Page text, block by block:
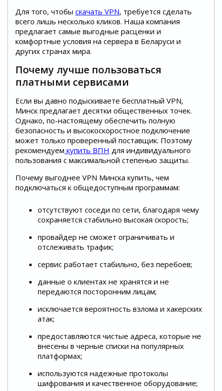
Для того, чтобы скачать VPN, требуется сделать
всего лишь несколько кликов. Наша компания
предлагает самые выгодные расценки и
комфортные условия на сервера в Беларуси и
других странах мира.
Почему лучше пользоваться
платными сервисами
Если вы давно подыскиваете бесплатный VPN,
Минск предлагает десятки общественных точек.
Однако, по-настоящему обеспечить полную
безопасность и высокоскоростное подключение
может только проверенный поставщик. Поэтому
рекомендуем купить ВПН для индивидуального
пользования с максимальной степенью защиты.
Почему выгоднее VPN Минска купить, чем
подключаться к общедоступным программам:
отсутствуют соседи по сети, благодаря чему
сохраняется стабильно высокая скорость;
провайдер не сможет ограничивать и
отслеживать трафик;
сервис работает стабильно, без перебоев;
данные о клиентах не хранятся и не
передаются посторонним лицам;
исключается вероятность взлома и хакерских
атак;
предоставляются чистые адреса, которые не
внесены в черные списки на популярных
платформах;
используются надежные протоколы
шифрования и качественное оборудование;